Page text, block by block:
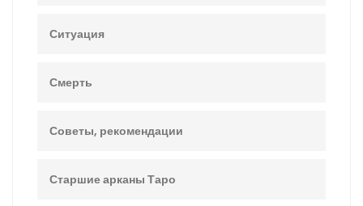
Ситуация
Смерть
Советы, рекомендации
Старшие арканы Таро